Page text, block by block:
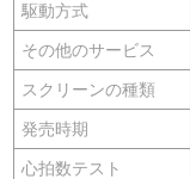
駆動方式
その他のサービス
スクリーンの種類
発売時期
心拍数テスト